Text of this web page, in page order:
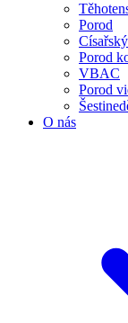
Porod
Porod
VBAC
Porod
O nás